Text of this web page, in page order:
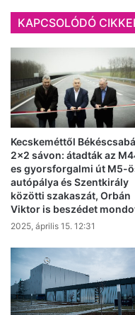
KAPCSOLÓDÓ
Kecskeméttől
2×2 sávon: átadták az
es gyorsforgalmi út M5-
autópálya és Szentkirály
közötti szakaszát, Orbán
Viktor is beszédet
2025, április 15. 12:31